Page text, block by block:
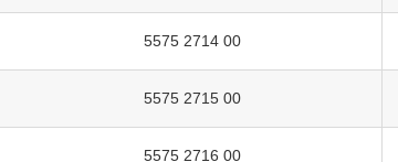
5575 2714 00
5575 2715 00
5575 2716 00